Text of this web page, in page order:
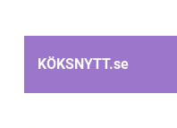
KÖKSNYTT.se